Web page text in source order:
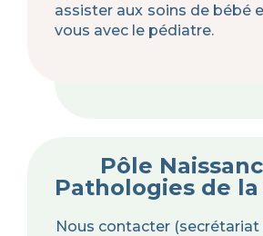
assister aux soins de bébé
vous avec le pédiatre.
Pôle
Pathologies de
Nous contacter (secrétariat